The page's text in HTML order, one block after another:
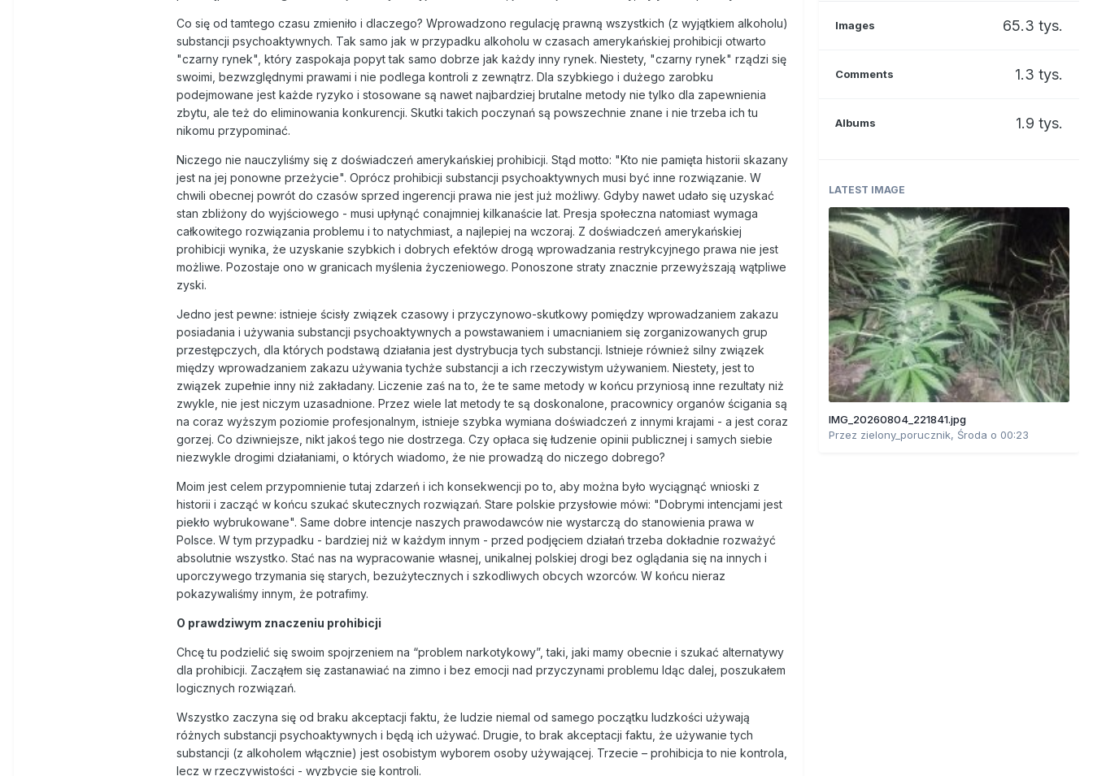
Co się od tamtego czasu zmieniło i dlaczego? Wprowadzono regulację prawną wszystkich (z wyjątkiem alkoholu)
substancji psychoaktywnych. Tak samo jak w przypadku alkoholu w czasach amerykańskiej prohibicji otwarto
"czarny rynek", który zaspokaja popyt tak samo dobrze jak każdy inny rynek. Niestety, "czarny rynek" rządzi się
swoimi, bezwzględnymi prawami i nie podlega kontroli z zewnątrz. Dla szybkiego i dużego zarobku
podejmowane jest każde ryzyko i stosowane są nawet najbardziej brutalne metody nie tylko dla zapewnienia
zbytu, ale też do eliminowania konkurencji. Skutki takich poczynań są powszechnie znane i nie trzeba ich tu
nikomu przypominać.
Niczego nie nauczyliśmy się z doświadczeń amerykańskiej prohibicji. Stąd motto: "Kto nie pamięta historii skazany
jest na jej ponowne przeżycie". Oprócz prohibicji substancji psychoaktywnych musi być inne rozwiązanie. W
chwili obecnej powrót do czasów sprzed ingerencji prawa nie jest już możliwy. Gdyby nawet udało się uzyskać
stan zbliżony do wyjściowego - musi upłynąć conajmniej kilkanaście lat. Presja społeczna natomiast wymaga
całkowitego rozwiązania problemu i to natychmiast, a najlepiej na wczoraj. Z doświadczeń amerykańskiej
prohibicji wynika, że uzyskanie szybkich i dobrych efektów drogą wprowadzania restrykcyjnego prawa nie jest
możliwe. Pozostaje ono w granicach myślenia życzeniowego. Ponoszone straty znacznie przewyższają wątpliwe
zyski.
Jedno jest pewne: istnieje ścisły związek czasowy i przyczynowo-skutkowy pomiędzy wprowadzaniem zakazu
posiadania i używania substancji psychoaktywnych a powstawaniem i umacnianiem się zorganizowanych grup
przestępczych, dla których podstawą działania jest dystrybucja tych substancji. Istnieje również silny związek
między wprowadzaniem zakazu używania tychże substancji a ich rzeczywistym używaniem. Niestety, jest to
związek zupełnie inny niż zakładany. Liczenie zaś na to, że te same metody w końcu przyniosą inne rezultaty niż
zwykle, nie jest niczym uzasadnione. Przez wiele lat metody te są doskonalone, pracownicy organów ścigania są
na coraz wyższym poziomie profesjonalnym, istnieje szybka wymiana doświadczeń z innymi krajami - a jest coraz
gorzej. Co dziwniejsze, nikt jakoś tego nie dostrzega. Czy opłaca się łudzenie opinii publicznej i samych siebie
niezwykle drogimi działaniami, o których wiadomo, że nie prowadzą do niczego dobrego?
Moim jest celem przypomnienie tutaj zdarzeń i ich konsekwencji po to, aby można było wyciągnąć wnioski z
historii i zacząć w końcu szukać skutecznych rozwiązań. Stare polskie przysłowie mówi: "Dobrymi intencjami jest
piekło wybrukowane". Same dobre intencje naszych prawodawców nie wystarczą do stanowienia prawa w
Polsce. W tym przypadku - bardziej niż w każdym innym - przed podjęciem działań trzeba dokładnie rozważyć
absolutnie wszystko. Stać nas na wypracowanie własnej, unikalnej polskiej drogi bez oglądania się na innych i
uporczywego trzymania się starych, bezużytecznych i szkodliwych obcych wzorców. W końcu nieraz
pokazywaliśmy innym, że potrafimy.
O prawdziwym znaczeniu prohibicji
Chcę tu podzielić się swoim spojrzeniem na “problem narkotykowy”, taki, jaki mamy obecnie i szukać alternatywy
dla prohibicji. Zacząłem się zastanawiać na zimno i bez emocji nad przyczynami problemu Idąc dalej, poszukałem
logicznych rozwiązań.
Wszystko zaczyna się od braku akceptacji faktu, że ludzie niemal od samego początku ludzkości używają
różnych substancji psychoaktywnych i będą ich używać. Drugie, to brak akceptacji faktu, że używanie tych
substancji (z alkoholem włącznie) jest osobistym wyborem osoby używającej. Trzecie – prohibicja to nie kontrola,
lecz w rzeczywistości - wyzbycie się kontroli.
Images 65.3 tys.
Comments 1.3 tys.
Albums 1.9 tys.
LATEST IMAGE
IMG_20260804_221841.jpg
Przez zielony_porucznik, Środa o 00:23